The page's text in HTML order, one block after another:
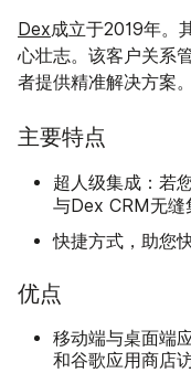
Dex成立于2019年。
心壮志。该客户关系
者提供精准解决方案。
主要特点
超人级集成：若
与Dex CRM无缝
快捷方式，助您
优点
移动端与桌面端
和谷歌应用商店